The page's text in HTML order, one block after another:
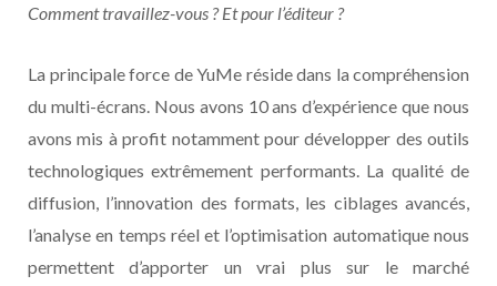
Comment travaillez-vous ? Et pour l’éditeur ?
La principale force de YuMe réside dans la compréhension
du multi-écrans. Nous avons 10 ans d’expérience que nous
avons mis à profit notamment pour développer des outils
technologiques extrêmement performants. La qualité de
diffusion, l’innovation des formats, les ciblages avancés,
l’analyse en temps réel et l’optimisation automatique nous
permettent d’apporter un vrai plus sur le marché